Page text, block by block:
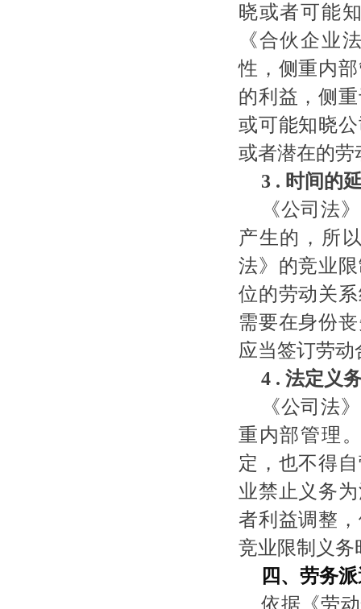
晓或者可能
《合伙企业
性，侧重内
的利益，侧
或可能知晓
或者潜在的劳
3 . 时间的
《公司法
产生的，所
法》的竞业
位的劳动关
需要在身份
应当签订劳
4 . 法定义
《公司法
重内部管理
定，也不得
业禁止义务
者利益调整
竞业限制义务
四、劳务
依据《劳